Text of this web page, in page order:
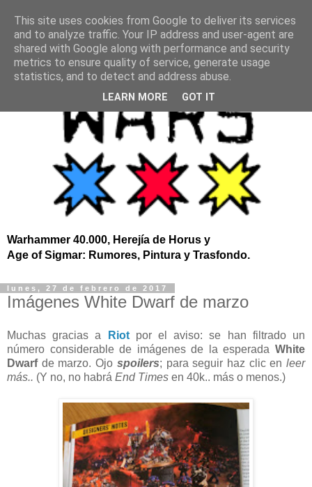
Warhammer 40.000, Herejía de Horus y
Age of Sigmar: Rumores, Pintura y Trasfondo.
lunes, 27 de febrero de 2017
Imágenes White Dwarf de marzo
Muchas gracias a Riotpor el aviso: se han filtrado un
número considerable de imágenes de la esperada White
Dwarfde marzo. Ojo spoilers; para seguir haz clic enleer
más.. (Y no, no habrá End Times en 40k.. más o menos.)
This site uses cookies from Google to deliver its services
and to analyze traffic. Your IP address and user-agent are
shared with Google along with performance and security
metrics to ensure quality of service, generate usage
statistics, and to detect and address abuse.
LEARN MORE GOT IT